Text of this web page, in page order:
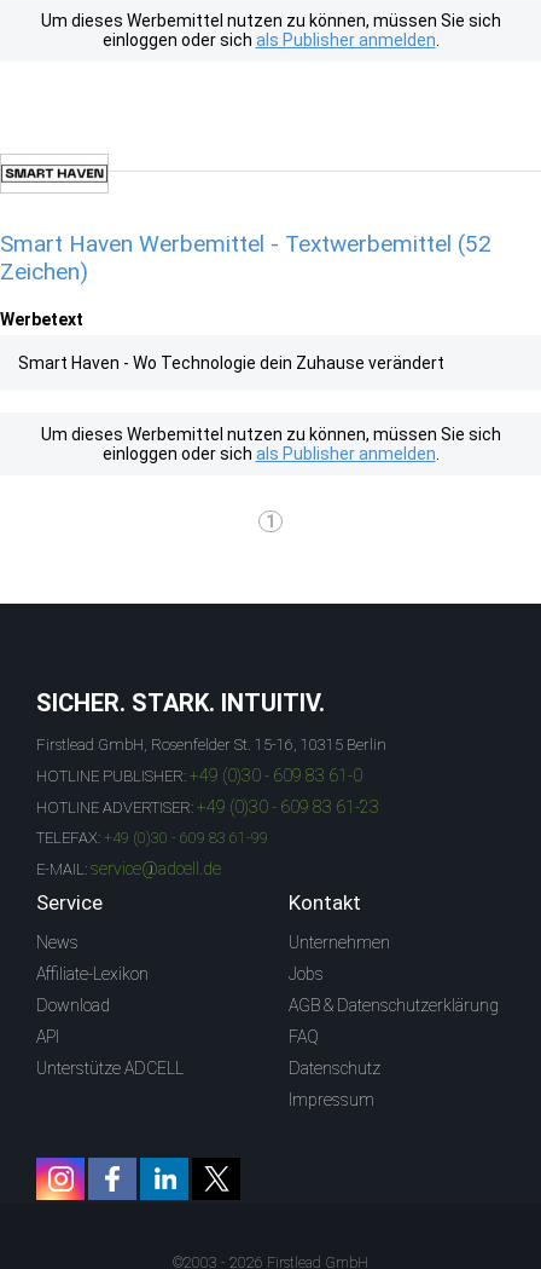
Um dieses Werbemittel nutzen zu können, müssen Sie sich
einloggen oder sich als Publisher anmelden
Smart Haven Werbemittel - Textwerbemittel (52
Zeichen)
Werbetext
Smart Haven - Wo Technologie dein Zuhause verändert
Um dieses Werbemittel nutzen zu können, müssen Sie sich
einloggen oder sich als Publisher anmelden
1
SICHER. STARK. INTUITIV.
Firstlead GmbH, Rosenfelder St. 15-16, 10315 Berlin
HOTLINE PUBLISHER: +49 (0)30 - 609 83 61-0
HOTLINE ADVERTISER: +49 (0)30 - 609 83 61-23
TELEFAX: +49 (0)30 - 609 83 61-99
E-MAIL: service@adcell.de
Service
News
Affiliate-Lexikon
Download
API
Unterstütze ADCELL
Kontakt
Unternehmen
Jobs
AGB & Datenschutzerklärung
FAQ
Datenschutz
Impressum
©2003 - 2026 Firstlead GmbH